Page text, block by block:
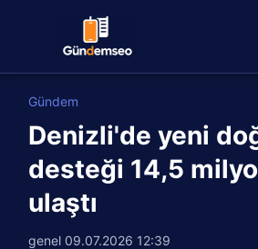
Gündem
Denizli'de yeni
desteği 14,5
ulaştı
genel 09.07.2026 12:39